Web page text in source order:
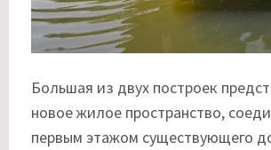
Большая из двух построек
новое жилое пространство,
первым этажом существующего